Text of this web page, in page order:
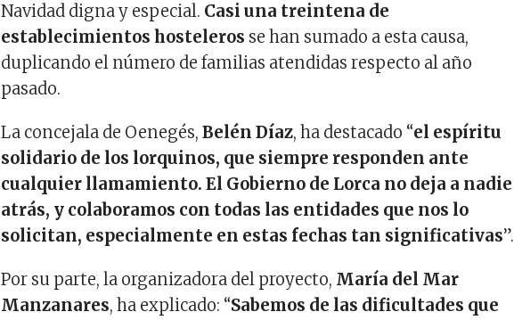
Navidad digna y especial. Casi una treintena de
establecimientos hosteleros se han sumado a esta causa,
duplicando el número de familias atendidas respecto al año
pasado.
La concejala de Oenegés,Belén Díaz, ha destacado “el espíritu
solidario de los lorquinos, que siempre responden ante
cualquier llamamiento. El Gobierno de Lorca no deja a nadie
atrás, y colaboramos con todas las entidades que nos lo
solicitan, especialmente en estas fechas tan significativas”.
Por su parte, la organizadora del proyecto, María del Mar
Manzanares, ha explicado: “Sabemos de las dificultades que